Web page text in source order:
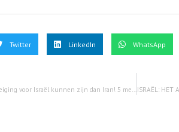
Twitter LinkedIn WhatsApp
Deze leider zou een grotere bedreiging voor Israël kunnen zijn dan Iran! 5 mei 2025.